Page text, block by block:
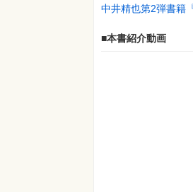
中井精也第2弾書籍
■本書紹介動画